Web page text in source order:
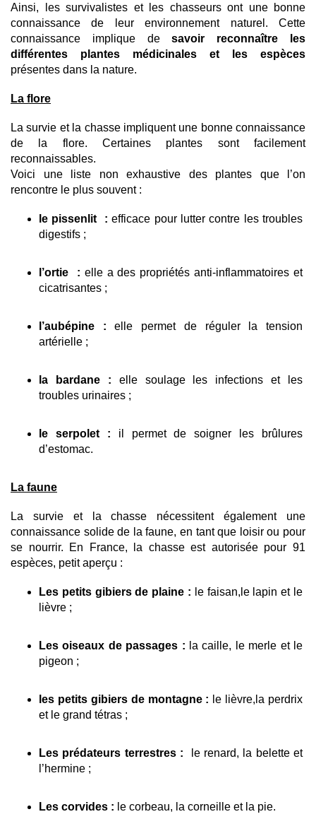
Ainsi, les survivalistes et les chasseurs ont une bonne
connaissance de leur environnement naturel. Cette
connaissance implique de savoir reconnaître les
différentes plantes médicinales et les espèces
présentes dans la nature.
La flore
La survie et la chasse impliquent une bonne connaissance
de la flore. Certaines plantes sont facilement
reconnaissables.
Voici une liste non exhaustive des plantes que l’on
rencontre le plus souvent :
le pissenlit  : efficace pour lutter contre les troubles
digestifs ;
l’ortie  : elle a des propriétés anti-inflammatoires et
cicatrisantes ;
l’aubépine : elle permet de réguler la tension
artérielle ;
la bardane : elle soulage les infections et les
troubles urinaires ;
le serpolet : il permet de soigner les brûlures
d’estomac.
La faune
La survie et la chasse nécessitent également une
connaissance solide de la faune, en tant que loisir ou pour
se nourrir. En France, la chasse est autorisée pour 91
espèces, petit aperçu :
Les petits gibiers de plaine : le faisan,le lapin et le
lièvre ;
Les oiseaux de passages : la caille, le merle et le
pigeon ;
les petits gibiers de montagne : le lièvre,la perdrix
et le grand tétras ;
Les prédateurs terrestres :
le renard, la belette et
l’hermine ;
Les corvides : le corbeau, la corneille et la pie.